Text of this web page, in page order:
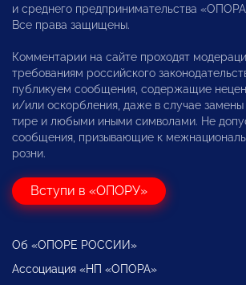
и среднего предпринимательства
Все права защищены.
Комментарии на сайте проходят
требованиям российского
публикуем сообщения, содержащие
и/или оскорбления, даже в случае замены
тире и любыми иными символами. Не
сообщения, призывающие к
розни.
Вступи в «ОПОРУ»
Об «ОПОРЕ РОССИИ»
Ассоциация «НП «ОПОРА»